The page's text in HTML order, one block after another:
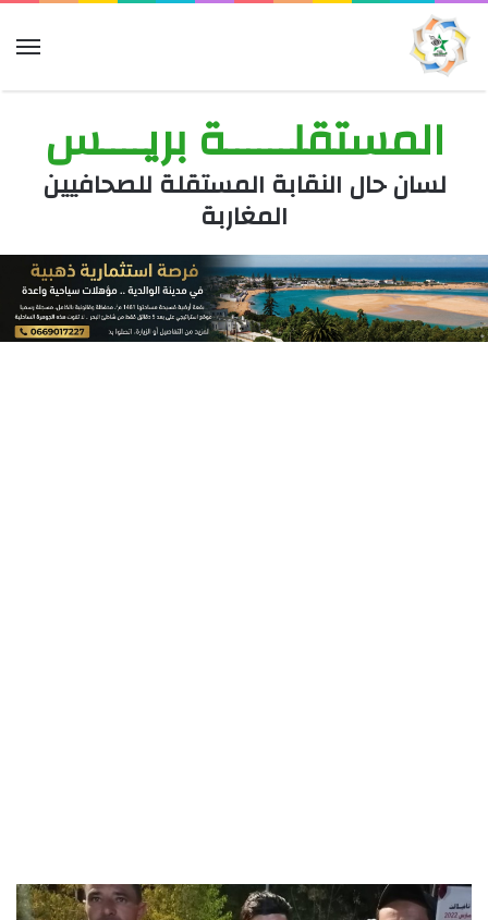
المستقلــــــة بريــــس
لسان حال النقابة المستقلة للصحافيين
المغاربة